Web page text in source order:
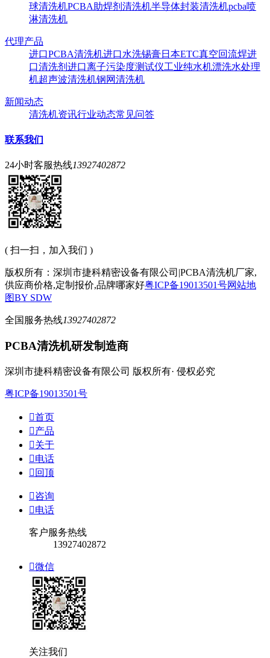
球清洗机PCBA助焊剂清洗机半导体封装清洗机pcba喷
淋清洗机
代理产品
进口PCBA清洗机进口水洗锡膏 日本ETC真空回流焊进
口清洗剂 进口离子污染度测试仪工业纯水机漂洗水处理
机超声波清洗机钢网清洗机
新闻动态
清洗机资讯行业动态常见问答
联系我们
24小时客服热线13927402872
( 扫一扫，加入我们 )
版权所有：深圳市捷科精密设备有限公司|PCBA清洗机厂家,
供应商价格,定制报价,品牌哪家好粤ICP备19013501号网站地
图BY SDW
全国服务热线13927402872
PCBA清洗机研发制造商
深圳市捷科精密设备有限公司 版权所有· 侵权必究
粤ICP备19013501号
首页
产品
关于
电话
 回顶
咨询
电话
客户服务热线
13927402872
微信
关注我们